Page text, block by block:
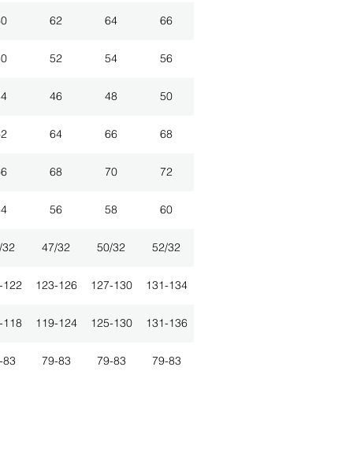
62 64 66
52 54 56
46 48 50
64 66 68
68 70 72
56 58 60
32 47/32 50/32 52/32
122 123-126 127-130 131-134
118 119-124 125-130 131-136
83 79-83 79-83 79-83